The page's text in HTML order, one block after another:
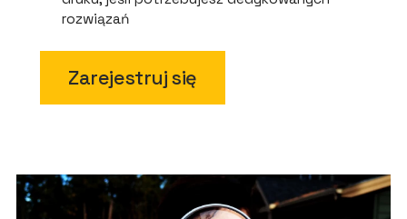
rozwiązań
Zarejestruj się